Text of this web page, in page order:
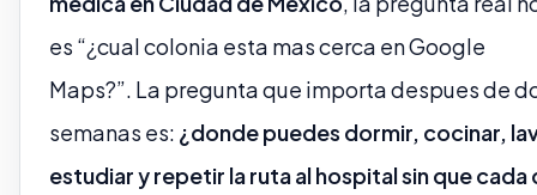
es “¿cual colonia esta mas cerca en Google
Maps?”. La pregunta que importa despues de
semanas es: ¿donde puedes dormir, cocinar,
estudiar y repetir la ruta al hospital sin que cada